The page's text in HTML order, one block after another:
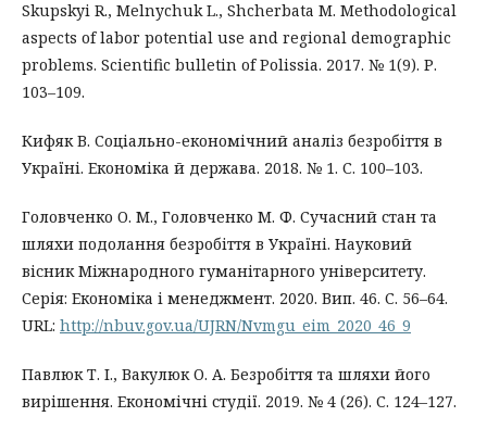
Skupskyi R., Melnychuk L., Shcherbata M. Methodological
aspects of labor potential use and regional demographic
problems. Scientific bulletin of Polissia. 2017. № 1(9). Р.
103–109.
Кифяк В. Соціально-економічний аналіз безробіття в
Україні. Економіка й держава. 2018. № 1. С. 100–103.
Головченко О. М., Головченко М. Ф. Сучасний стан та
шляхи подолання безробіття в Україні. Науковий
вісник Міжнародного гуманітарного університету.
Серія: Економіка і менеджмент. 2020. Вип. 46. С. 56–64.
URL: http://nbuv.gov.ua/UJRN/Nvmgu_eim_2020_46_9
Павлюк Т. І., Вакулюк О. А. Безробіття та шляхи його
вирішення. Економічні студії. 2019. № 4 (26). С. 124–127.